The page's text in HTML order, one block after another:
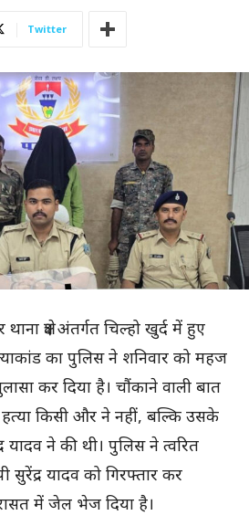
Twitter
क्षेत्र अंतर्गत चिल्हो खुर्द में हुए
का पुलिस ने शनिवार को महज
कर दिया है। चौंकाने वाली बात
किसी और ने नहीं, बल्कि उसके
यादव ने की थी। पुलिस ने त्वरित
सुरेंद्र यादव को गिरफ्तार कर
में जेल भेज दिया है।